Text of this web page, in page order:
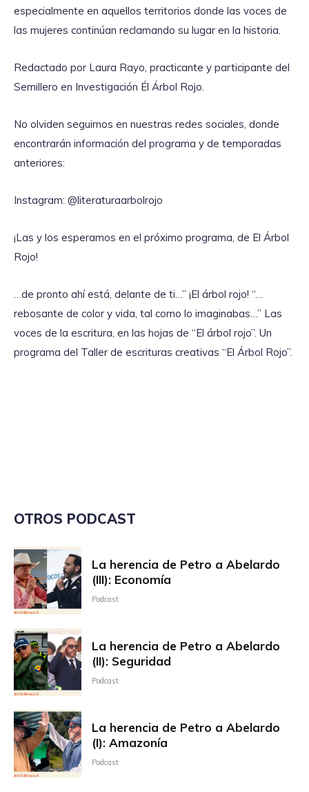
especialmente en aquellos territorios donde las voces de
las mujeres continúan reclamando su lugar en la historia.
Redactado por Laura Rayo, practicante y participante del
Semillero en Investigación Él Árbol Rojo.
No olviden seguirnos en nuestras redes sociales, donde
encontrarán información del programa y de temporadas
anteriores:
Instagram: @literaturaarbolrojo
¡Las y los esperamos en el próximo programa, de El Árbol
Rojo!
…de pronto ahí está, delante de ti…” ¡El árbol rojo! “…
rebosante de color y vida, tal como lo imaginabas…” Las
voces de la escritura, en las hojas de “El árbol rojo”. Un
programa del Taller de escrituras creativas “El Árbol Rojo”.
OTROS PODCAST
La herencia de Petro a Abelardo
(III): Economía
Podcast
La herencia de Petro a Abelardo
(II): Seguridad
Podcast
La herencia de Petro a Abelardo
(I): Amazonía
Podcast